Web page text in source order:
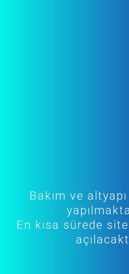
Bakım ve altyapı
En kısa sürede